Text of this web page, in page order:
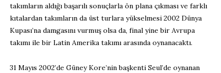
takımların aldığı başarılı sonuçlarla ön plana çıkması ve farklı
kıtalardan takımların da üst turlara yükselmesi 2002 Dünya
Kupası’na damgasını vurmuş olsa da, final yine bir Avrupa
takımı ile bir Latin Amerika takımı arasında oynanacaktı.
31 Mayıs 2002’de Güney Kore’nin başkenti Seul’de oynanan